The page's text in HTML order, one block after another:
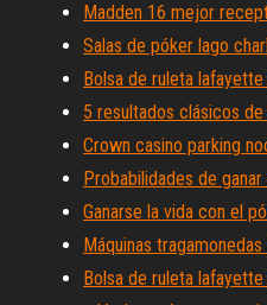
Madden 16 mejor
Salas de póker lago
Bolsa de ruleta
5 resultados clásicos
Crown casino parking
Probabilidades de
Ganarse la vida con el
Máquinas
Bolsa de ruleta